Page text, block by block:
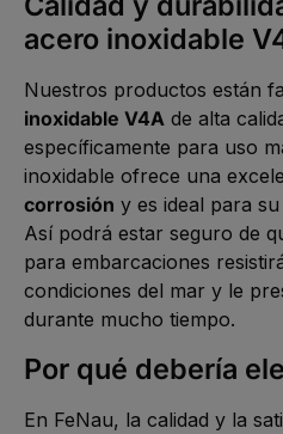
acero inoxidable
Nuestros productos están
inoxidable V4A de alta
específicamente para uso
inoxidable ofrece una
corrosión y es ideal para
Así podrá estar seguro de
para embarcaciones
condiciones del mar y le
durante mucho tiempo.
Por qué debería
En FeNau, la calidad y la